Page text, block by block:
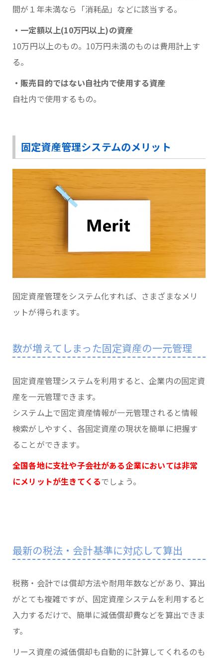
間が１年未満なら「消耗品」などに該当する。
・一定額以上(10万円以上)の資産
10万円以上のもの。10万円未満のものは費用計上す
る。
・販売目的ではない自社内で使用する資産
自社内で使用するもの。
固定資産管理システムのメリット
固定資産管理をシステム化すれば、さまざまなメリ
ットが得られます。
数が増えてしまった固定資産の一元管理
固定資産管理システムを利用すると、企業内の固定資
産を一元管理できます。
システム上で固定資産情報が一元管理されると情報
検索がしやすく、各固定資産の現状を簡単に把握す
ることができます。
全国各地に支社や子会社がある企業においては非常
にメリットが生きてくるでしょう。
最新の税法・会計基準に対応して算出
税務・会計では償却方法や耐用年数などがあり、算出
がとても複雑ですが、固定資産システムを利用すると
入力するだけで、簡単に減価償却費などを算出できま
す。
リース資産の減価償却も自動的に計算してくれるのも